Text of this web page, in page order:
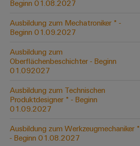
für
Prozessindustrie
Mehr
Ressourceneffizienz
durch
Schaltschrankbau
Lösungen
die
Herausforderungen
Security
Industrial
Service
Platform
easyConnect
Regler
Gerätehersteller
Panels
Engineering-
Visualisierungstools
Energiemessung
und
Smart
Metering
Weidmüller
eShop
OCI-
EDI-
Schnittstelle
ALLE
SERVICES
-
Systemintegratoren
Messen
&
Globale
Messen
&
Events
Beginn 01.08.2027
Ausbildung zum Mechatroniker * -
Beginn 01.09.2027
Ausbildung zum
Oberflächenbeschichter - Beginn
01.092027
Ausbildung zum Technischen
Produktdesigner * - Beginn
01.09.2027
Ausbildung zum Werkzeugmechaniker *
- Beginn 01.08.2027